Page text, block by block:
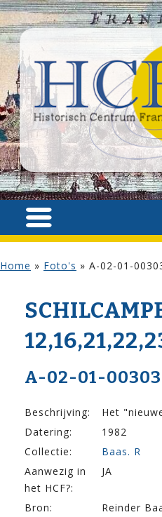
Home » Foto's » A-02-01-
A-02-01-00303
Beschrijving:
Het
Datering:
1982
Collectie:
Baas. R
Aanwezig in
het HCF?:
JA
Bron:
Reinder